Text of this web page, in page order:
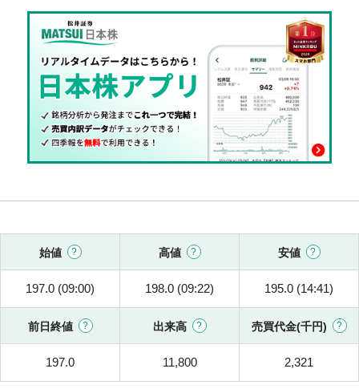
始値 高値 安値
197.0 (09:00) 198.0 (09:22) 195.0 (14:41)
前日終値 出来高 売買代金(千円)
197.0 11,800 2,321